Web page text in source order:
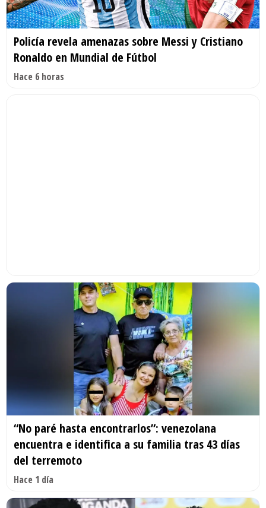
Policía revela amenazas sobre Messi y Cristiano
Ronaldo en Mundial de Fútbol
Hace 6 horas
“No paré hasta encontrarlos”: venezolana
encuentra e identifica a su familia tras 43 días
del terremoto
Hace 1 día